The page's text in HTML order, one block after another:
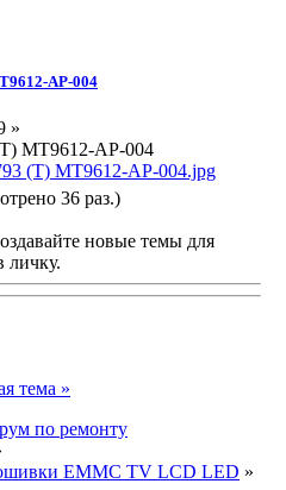
AP-004
»
MT9612-AP-004
(T) MT9612-AP-004.jpg
36 раз.)
новые темы для
личку.
тема »
по ремонту
EMMC TV LCD LED »